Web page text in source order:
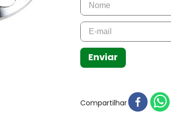
Enviar
Compartilhar